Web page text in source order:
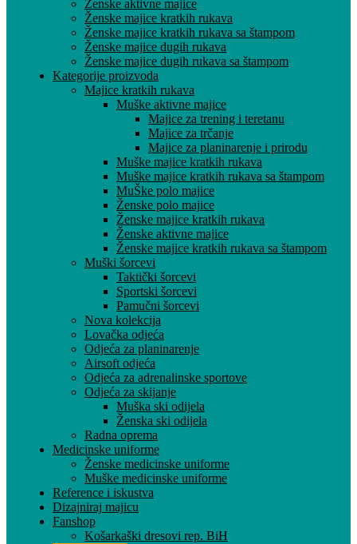
Ženske aktivne majice
Ženske majice kratkih rukava
Ženske majice kratkih rukava sa štampom
Ženske majice dugih rukava
Ženske majice dugih rukava sa štampom
Kategorije proizvoda
Majice kratkih rukava
Muške aktivne majice
Majice za trening i teretanu
Majice za trčanje
Majice za planinarenje i prirodu
Muške majice kratkih rukava
Muške majice kratkih rukava sa štampom
MuŠke polo majice
Ženske polo majice
Ženske majice kratkih rukava
Ženske aktivne majice
Ženske majice kratkih rukava sa štampom
Muški šorcevi
Taktički šorcevi
Sportski šorcevi
Pamučni šorcevi
Nova kolekcija
Lovačka odjeća
Odjeća za planinarenje
Airsoft odjeća
Odjeća za adrenalinske sportove
Odjeća za skijanje
Muška ski odijela
Ženska ski odijela
Radna oprema
Medicinske uniforme
Ženske medicinske uniforme
Muške medicinske uniforme
Reference i iskustva
Dizajniraj majicu
Fanshop
Košarkaški dresovi rep. BiH